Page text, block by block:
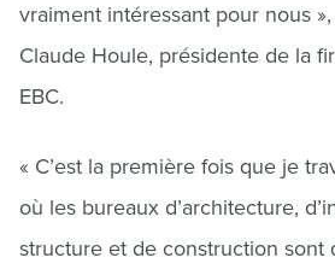
vraiment intéressant pour nous
Claude Houle, présidente de la
EBC.
« C’est la première fois que je
où les bureaux d’architecture,
structure et de construction sont